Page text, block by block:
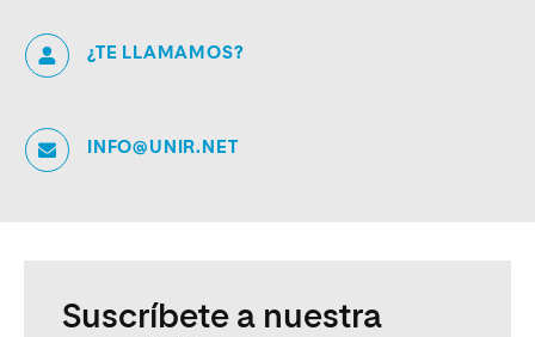
¿TE LLAMAMOS?
INFO@UNIR.NET
Suscríbete a nuestra